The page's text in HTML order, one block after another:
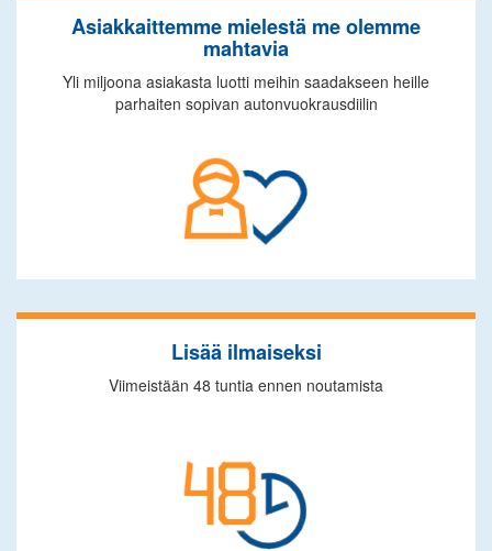
Asiakkaittemme mielestä me olemme
mahtavia
Yli miljoona asiakasta luotti meihin saadakseen heille
parhaiten sopivan autonvuokrausdiilin
Lisää ilmaiseksi
Viimeistään 48 tuntia ennen noutamista